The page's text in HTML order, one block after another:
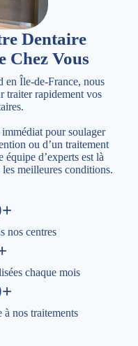
Dentaire
Chez Vous
en Île-de-France, nous
traiter rapidement vos
pour soulager
ou d’un traitement
équipe d’experts est là
meilleures conditions.
nos centres
chaque mois
à nos traitements